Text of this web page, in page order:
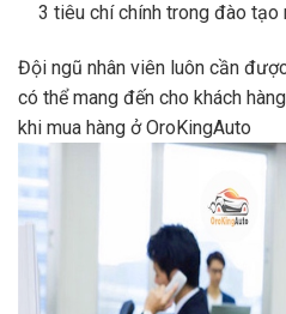
3 tiêu chí chính trong đào tạo
Đội ngũ nhân viên luôn cần
có thể mang đến cho khách
khi mua hàng ở OroKingAuto